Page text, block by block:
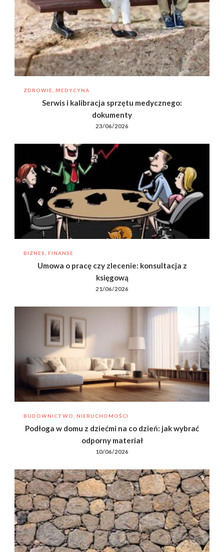
ZDROWIE, MEDYCYNA
Serwis i kalibracja sprzętu medycznego:
dokumenty
23/06/2026
BIZNES, FINANSE
Umowa o pracę czy zlecenie: konsultacja z
księgową
21/06/2026
BUDOWNICTWO, NIERUCHOMOŚCI
Podłoga w domu z dziećmi na co dzień: jak wybrać
odporny materiał
10/06/2026